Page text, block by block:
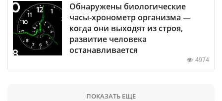
Обнаружены биологические
часы-хронометр организма —
когда они выходят из строя,
развитие человека
останавливается
4974
ПОКАЗАТЬ ЕЩЕ